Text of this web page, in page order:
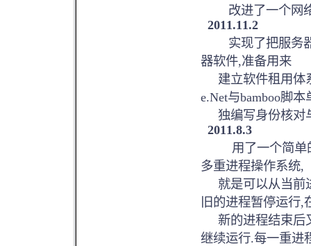
改进了一个网络
2011.11.2
实现了把服务器
器软件,准备用来
建立软件租用体
e.Net与bamboo脚本
独编写身份核对
2011.8.3
用了一个简单的
多重进程操作系统,
就是可以从当前
旧的进程暂停运行,
新的进程结束后
继续运行.每一重进